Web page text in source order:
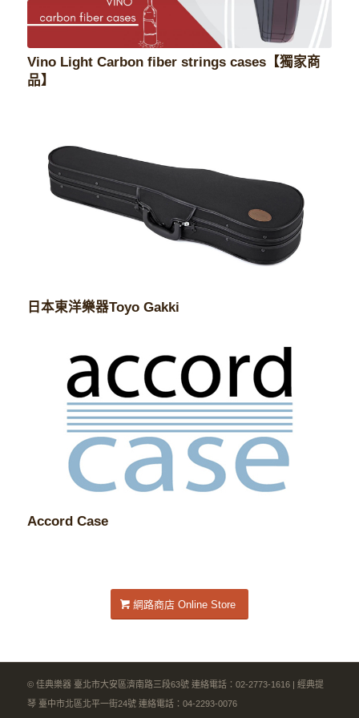
Vino Light Carbon fiber strings cases【獨家商
品】
日本東洋樂器Toyo Gakki
Accord Case
網路商店 Online Store
© 佳典樂器 臺北市大安區濟南路三段63號 連絡電話：02-2773-1616 | 經典提
琴 臺中市北區北平一街24號 連絡電話：04-2293-0076